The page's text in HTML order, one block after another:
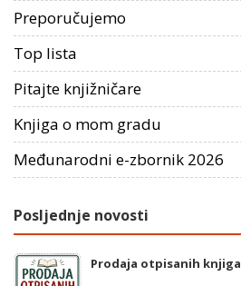
Preporučujemo
Top lista
Pitajte knjižničare
Knjiga o mom gradu
Međunarodni e-zbornik 2026
Posljednje novosti
Prodaja otpisanih knjiga